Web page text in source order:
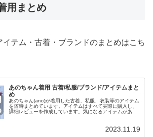
用まとめ
イテム・古着・ブランドのまとめはこち
あのちゃん着用 古着/私服/ブランド/アイテムまと
め
あのちゃん(ano)が着用した古着、私服、衣装等のアイテム
を随時まとめています。アイテムはすべて実際に購入し、
詳細レビューを作成しています。気になるアイテムがあれ
2023.11.19